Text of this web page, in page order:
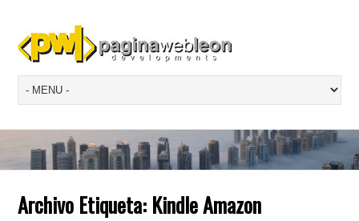
Archivo Etiqueta: Kindle Amazon